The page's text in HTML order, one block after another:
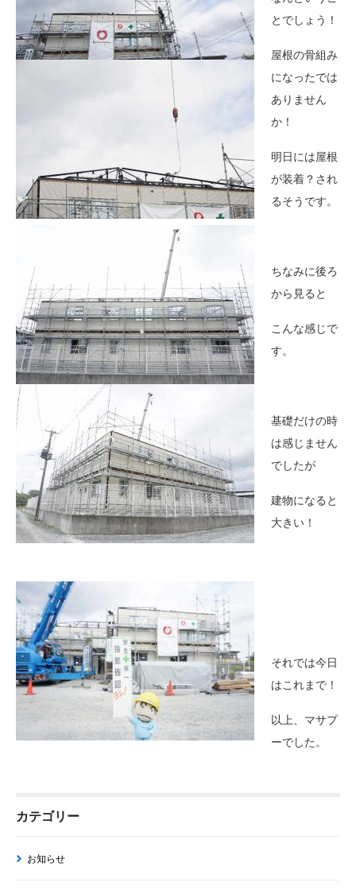
とでしょう！
屋根の骨組み
になったでは
ありません
か！
明日には屋根
が装着？され
るそうです。
ちなみに後ろ
から見ると
こんな感じで
す。
基礎だけの時
は感じません
でしたが
建物になると
大きい！
それでは今日
はこれまで！
以上、マサプ
ーでした。
カテゴリー
お知らせ